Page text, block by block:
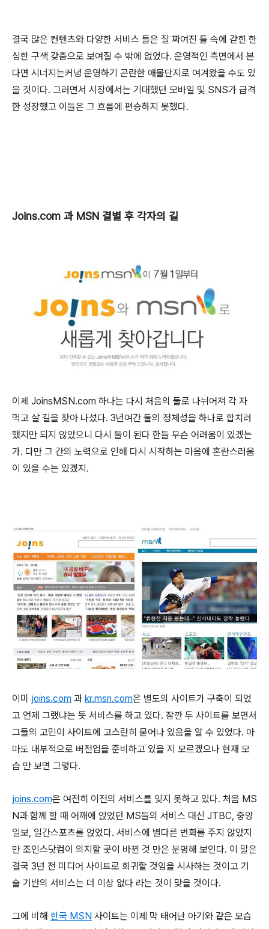
결국 많은 컨텐츠와 다양한 서비스 들은 잘 짜여진 틀 속에 갇힌 한
심한 구색 갖춤으로 보여질 수 밖에 없었다. 운영적인 측면에서 본
다면 시너지는커녕 운영하기 곤란한 애물단지로 여겨왔을 수도 있
을 것이다. 그러면서 시장에서는 기대했던 모바일 및 SNS가 급격
한 성장했고 이들은 그 흐름에 편승하지 못했다.
Joins.com 과 MSN 결별 후 각자의 길
이제 JoinsMSN.com 하나는 다시 처음의 둘로 나뉘어져 각 자
먹고 살 길을 찾아 나섰다. 3년여간 둘의 정체성을 하나로 합치려
했지만 되지 않았으니 다시 둘이 된다 한들 무슨 어려움이 있겠는
가. 다만 그 간의 노력으로 인해 다시 시작하는 마음에 혼란스러움
이 있을 수는 있겠지.
이미 joins.com 과 kr.msn.com은 별도의 사이트가 구축이 되었
고 언제 그랬냐는 듯 서비스를 하고 있다. 잠깐 두 사이트를 보면서
그들의 고민이 사이트에 고스란히 묻어나 있음을 알 수 있었다. 아
마도 내부적으로 버전업을 준비하고 있을 지 모르겠으나 현재 모
습 만 보면 그렇다.
joins.com은 여전히 이전의 서비스를 잊지 못하고 있다. 처음 MS
N과 함께 할 때 어깨에 얹었던 MS들의 서비스 대신 JTBC, 중앙
일보, 일간스포츠를 얹었다. 서비스에 별다른 변화를 주지 않았지
만 조인스닷컴이 의지할 곳이 바뀐 것 만은 분명해 보인다. 이 말은
결국 3년 전 미디어 사이트로 회귀할 것임을 시사하는 것이고 기
술 기반의 서비스는 더 이상 없다 라는 것이 맞을 것이다.
그에 비해 한국 MSN 사이트는 이제 막 태어난 아기와 같은 모습